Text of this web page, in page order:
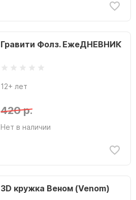
Гравити Фолз. ЕжеДНЕВНИК
12+ лет
420 р.
Нет в наличии
3D кружка Веном (Venom)